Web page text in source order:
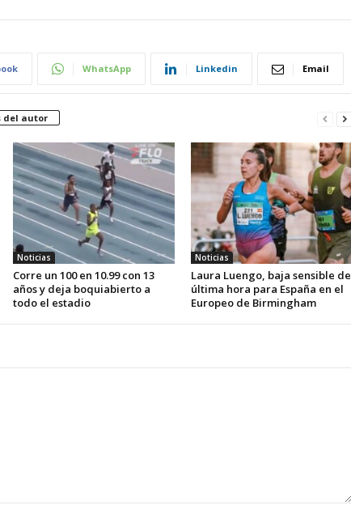
WhatsApp Linkedin Email
del autor
Noticias
Corre un 100 en 10.99 con 13
años y deja boquiabierto a
todo el estadio
Noticias
Laura Luengo, baja sensible de
última hora para España en el
Europeo de Birmingham